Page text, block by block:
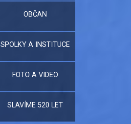
OBČAN
SPOLKY A INSTITUCE
FOTO A VIDEO
SLAVÍME 520 LET